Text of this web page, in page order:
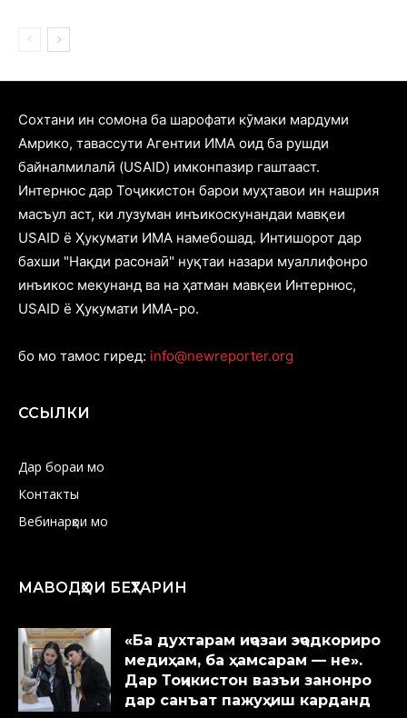
Cохтани ин сомона ба шарофати кӯмаки мардуми
Амрико, тавассути Агентии ИМА оид ба рушди
байналмилалӣ (USAID) имконпазир гаштааст.
Интернюс дар Тоҷикистон барои муҳтавои ин нашрия
масъул аст, ки лузуман инъикоскунандаи мавқеи
USAID ё Ҳукумати ИМА намебошад. Интишорот дар
бахши "Нақди расонаӣ" нуқтаи назари муаллифонро
инъикос мекунанд ва на ҳатман мавқеи Интернюс,
USAID ё Ҳукумати ИМА-ро.
бо мо тамос гиред: info@newreporter.org
ССЫЛКИ
Дар бораи мо
Контакты
Вебинарҳои мо
МАВОДҲОИ БЕҲТАРИН
«Ба духтарам иҷозаи эҷодкориро
медиҳам, ба ҳамсарам — не».
Дар Тоҷикистон вазъи занонро
дар санъат пажуҳиш карданд